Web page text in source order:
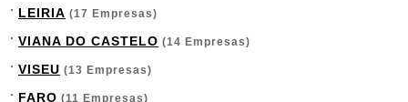
LEIRIA (17 Empresas)
VIANA DO CASTELO (14 Empresas)
VISEU (13 Empresas)
FARO (11 Empresas)